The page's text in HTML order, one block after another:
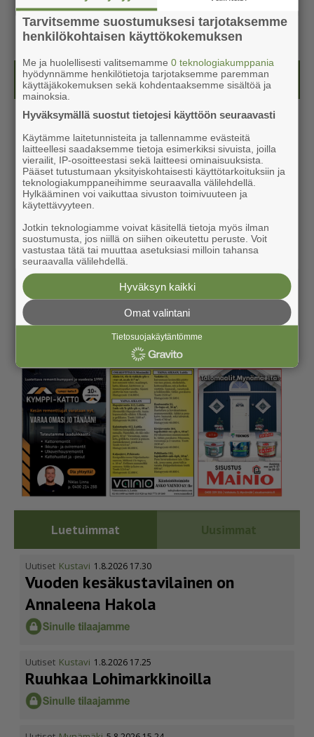
Kesälehti (ilmainen)
Luetuimmat Uusimmat
Uutiset Kustavi 1.8.2026 17.30
Vuoden kesäkus­ta­vi­lainen on
Annaleena Hakola
Uutiset Kustavi 1.8.2026 17.25
Ruuhkaa Lohimark­ki­noilla
Tarvitsemme suostumuksesi tarjotaksemme
henkilökohtaisen käyttökokemuksen
Me ja huolellisesti valitsemamme0 teknologiakumppania
hyödynnämme henkilötietoja tarjotaksemme paremman
käyttäjäkokemuksen sekä kohdentaaksemme sisältöä ja
mainoksia.
Hyväksymällä suostut tietojesi käyttöön seuraavasti
Käytämme laitetunnisteita ja tallennamme evästeitä
laitteellesi saadaksemme tietoja esimerkiksi sivuista, joilla
vierailit, IP-osoitteestasi sekä laitteesi ominaisuuksista.
Pääset tutustumaan yksityiskohtaisesti käyttötarkoituksiin ja
teknologiakumppaneihimme seuraavalla välilehdellä.
Hylkääminen voi vaikuttaa sivuston toimivuuteen ja
käytettävyyteen.
Jotkin teknologiamme voivat käsitellä tietoja myös ilman
suostumusta, jos niillä on siihen oikeutettu peruste. Voit
vastustaa tätä tai muuttaa asetuksiasi milloin tahansa
seuraavalla välilehdellä.
Hyväksyn kaikki
Omat valintani
Tietosuojakäytäntömme